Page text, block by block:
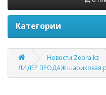
Категории
Новости Zebra.kz
ЛИДЕР ПРОДАЖ шариковая